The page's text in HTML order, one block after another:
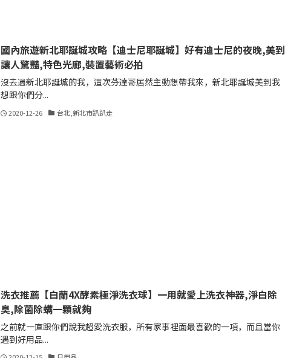
國內旅遊新北耶誕城攻略【迪士尼耶誕城】好有迪士尼的夜晚,美到
讓人驚豔,特色光廊,裝置藝術必拍
沒去過新北耶誕城的我，這次芬達哥居然主動想帶我來，新北耶誕城美到我
想跟你們分...
2020-12-26 台北,新北市趴趴走
洗衣推薦【白蘭4X酵素極淨洗衣球】一用就愛上洗衣神器,淨白除
臭,除菌除螨一顆就夠
之前就一直跟你們說我超愛洗衣服，所有家事裡面最喜歡的一項，而且當你
遇到好用品...